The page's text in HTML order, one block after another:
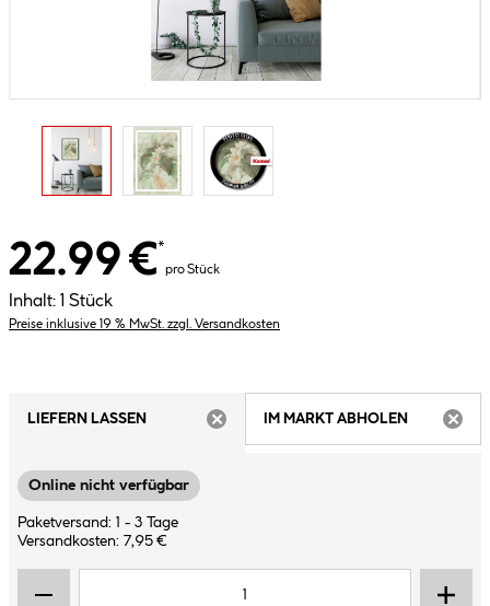
22.99 €*
pro Stück
Inhalt: 1 Stück
Preise inklusive 19 % MwSt. zzgl. Versandkosten
LIEFERN LASSEN
IM MARKT ABHOLEN
Online nicht verfügbar
Paketversand: 1 - 3 Tage
Versandkosten: 7,95 €